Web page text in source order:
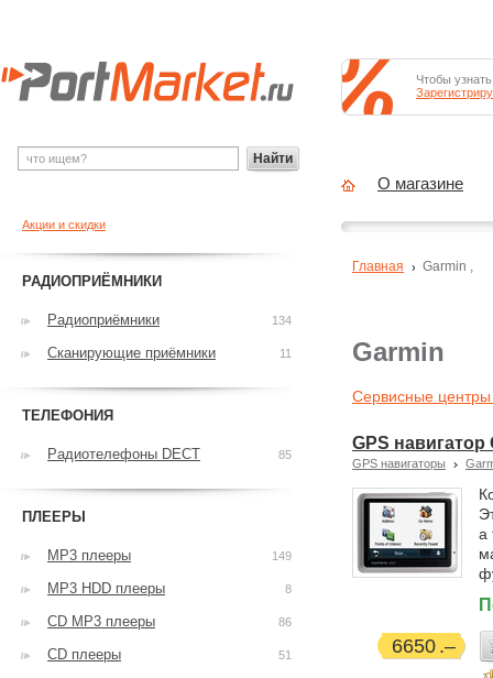
Garmin
Сервисные
GPS навигатор
GPS навигаторы
а
6650
Главная Garmin ,
Акции и скидки
РАДИОПРИЁМНИКИ
Радиоприёмники 134
Сканирующие приёмники 11
ТЕЛЕФОНИЯ
Радиотелефоны DECT 85
ПЛЕЕРЫ
MP3 плееры 149
MP3 HDD плееры 8
CD MP3 плееры 86
CD плееры 51
Найти
Чтобы
О магазине